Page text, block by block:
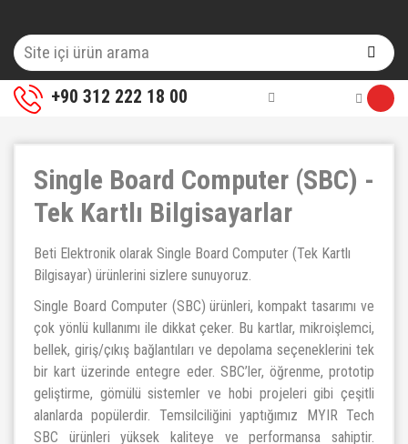
+90 312 222 18 00
Single Board Computer (SBC) -
Tek Kartlı Bilgisayarlar
Beti Elektronik olarak Single Board Computer (Tek Kartlı
Bilgisayar) ürünlerini sizlere sunuyoruz.
Single Board Computer (SBC) ürünleri, kompakt tasarımı ve
çok yönlü kullanımı ile dikkat çeker. Bu kartlar, mikroişlemci,
bellek, giriş/çıkış bağlantıları ve depolama seçeneklerini tek
bir kart üzerinde entegre eder. SBC’ler, öğrenme, prototip
geliştirme, gömülü sistemler ve hobi projeleri gibi çeşitli
alanlarda popülerdir. Temsilciliğini yaptığımız MYIR Tech
SBC ürünleri yüksek kaliteye ve performansa sahiptir.